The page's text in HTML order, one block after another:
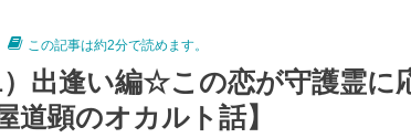
この記事は約2分で読めます。
）出逢い編☆この恋が守護霊に
道顕のオカルト話】